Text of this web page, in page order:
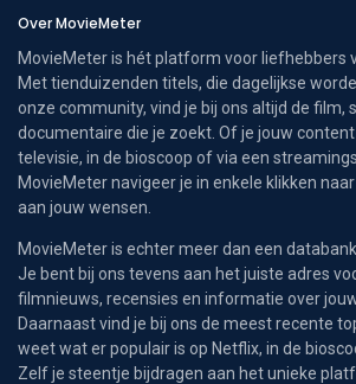
Over MovieMeter
MovieMeter is hét platform voor liefhebbers
Met tienduizenden titels, die dagelijkse
onze community, vind je bij ons altijd de film,
documentaire die je zoekt. Of je jouw
televisie, in de bioscoop of via een
MovieMeter navigeer je in enkele klikken
aan jouw wensen.
MovieMeter is echter meer dan een
Je bent bij ons tevens aan het juiste adres
filmnieuws, recensies en informatie over
Daarnaast vind je bij ons de meest recente
weet wat er populair is op Netflix, in de
Zelf je steentje bijdragen aan het unieke